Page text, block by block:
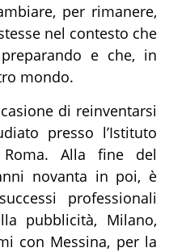
per rimanere,
nel contesto che
e che, in
mondo.
di reinventarsi
presso l’Istituto
Alla fine del
novanta in poi, è
professionali
pubblicità, Milano,
con Messina, per la